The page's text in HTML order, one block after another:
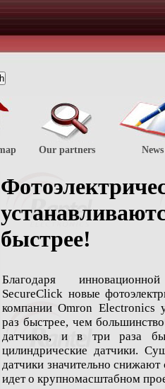
Our partners News
быстрее!
Благодаря
SecureClick новые
компании Omron Electronics
раз быстрее, чем
датчиков, и в три раза
цилиндрические датчики.
датчики значительно
идет о крупномасштабном